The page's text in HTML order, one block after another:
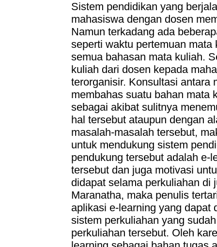
Sistem pendidikan yang
mahasiswa dengan dosen
Namun terkadang ada
seperti waktu pertemuan mata
semua bahasan mata kuliah.
kuliah dari dosen kepada
terorganisir. Konsultasi antara
membahas suatu bahan mata
sebagai akibat sulitnya
hal tersebut ataupun dengan
masalah‐masalah tersebut,
untuk mendukung sistem
pendukung tersebut adalah
tersebut dan juga motivasi
didapat selama perkuliahan di
Maranatha, maka penulis
aplikasi e‐learning yang
sistem perkuliahan yang
perkuliahan tersebut. Oleh